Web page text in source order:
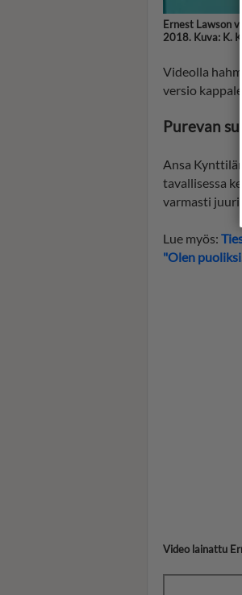
Ernest Lawson
2018. Kuva: K.
Videolla
versio
Purevan
Ansa
tavallisessa
varmasti juuri
Lue myös:
"Olen
Video lainattu